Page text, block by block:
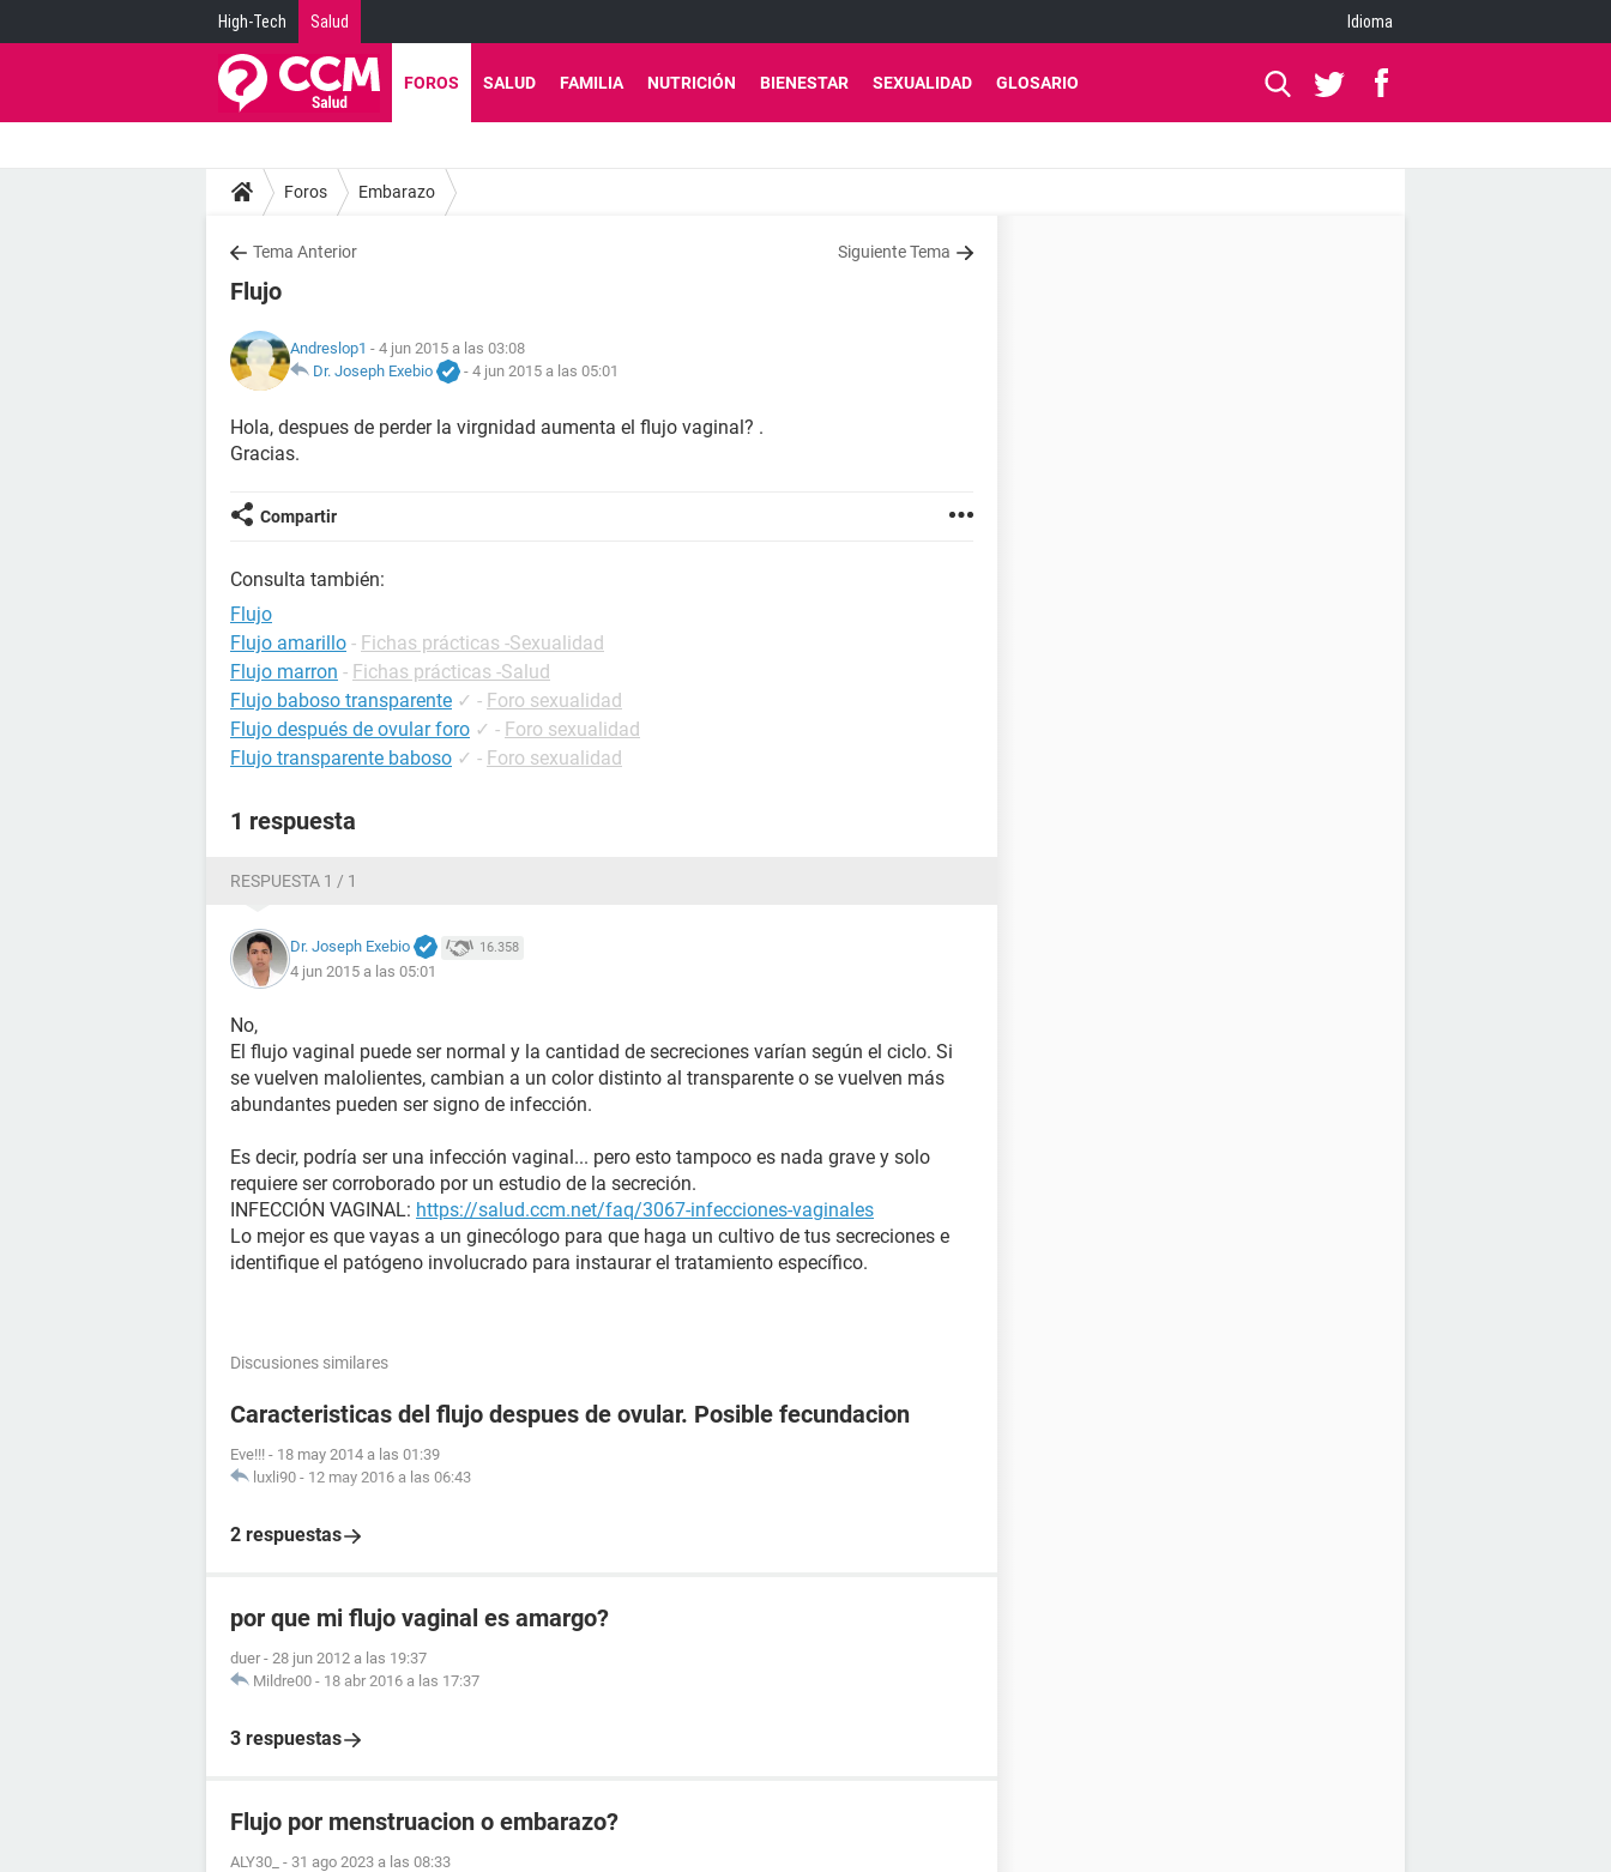
High-Tech Salud Idioma
FOROS SALUD FAMILIA NUTRICIÓN BIENESTAR SEXUALIDAD GLOSARIO
Foros Embarazo
Tema Anterior Siguiente Tema
Flujo
Andreslop1 - 4 jun 2015 a las 03:08
Dr. Joseph Exebio
- 4 jun 2015 a las 05:01
Hola, despues de perder la virgnidad aumenta el flujo vaginal? .
Gracias.
Compartir
Consulta también:
Flujo
Flujo amarillo - Fichas prácticas -Sexualidad
Flujo marron - Fichas prácticas -Salud
Flujo baboso transparente ✓ - Foro sexualidad
Flujo después de ovular foro ✓ - Foro sexualidad
Flujo transparente baboso ✓ - Foro sexualidad
1 respuesta
RESPUESTA 1 / 1
Dr. Joseph Exebio 16.358
4 jun 2015 a las 05:01
No,
El flujo vaginal puede ser normal y la cantidad de secreciones varían según el ciclo. Si
se vuelven malolientes, cambian a un color distinto al transparente o se vuelven más
abundantes pueden ser signo de infección.
Es decir, podría ser una infección vaginal... pero esto tampoco es nada grave y solo
requiere ser corroborado por un estudio de la secreción.
INFECCIÓN VAGINAL: https://salud.ccm.net/faq/3067-infecciones-vaginales
Lo mejor es que vayas a un ginecólogo para que haga un cultivo de tus secreciones e
identifique el patógeno involucrado para instaurar el tratamiento específico.
Discusiones similares
Caracteristicas del flujo despues de ovular. Posible fecundacion
Eve!!! - 18 may 2014 a las 01:39
luxli90 - 12 may 2016 a las 06:43
2 respuestas
por que mi flujo vaginal es amargo?
duer - 28 jun 2012 a las 19:37
Mildre00 - 18 abr 2016 a las 17:37
3 respuestas
Flujo por menstruacion o embarazo?
ALY30_ - 31 ago 2023 a las 08:33